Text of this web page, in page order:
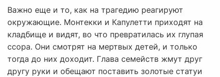
Важно еще и то, как на трагедию реагируют
окружающие. Монтекки и Капулетти приходят на
кладбище и видят, во что превратилась их глупая
ссора. Они смотрят на мертвых детей, и только
тогда до них доходит. Глава семейств жмут друг
другу руки и обещают поставить золотые статуи